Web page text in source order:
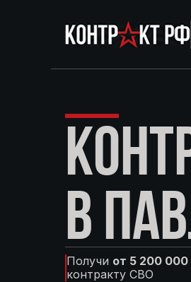
В
Получи от 5 200 000
контракту СВО